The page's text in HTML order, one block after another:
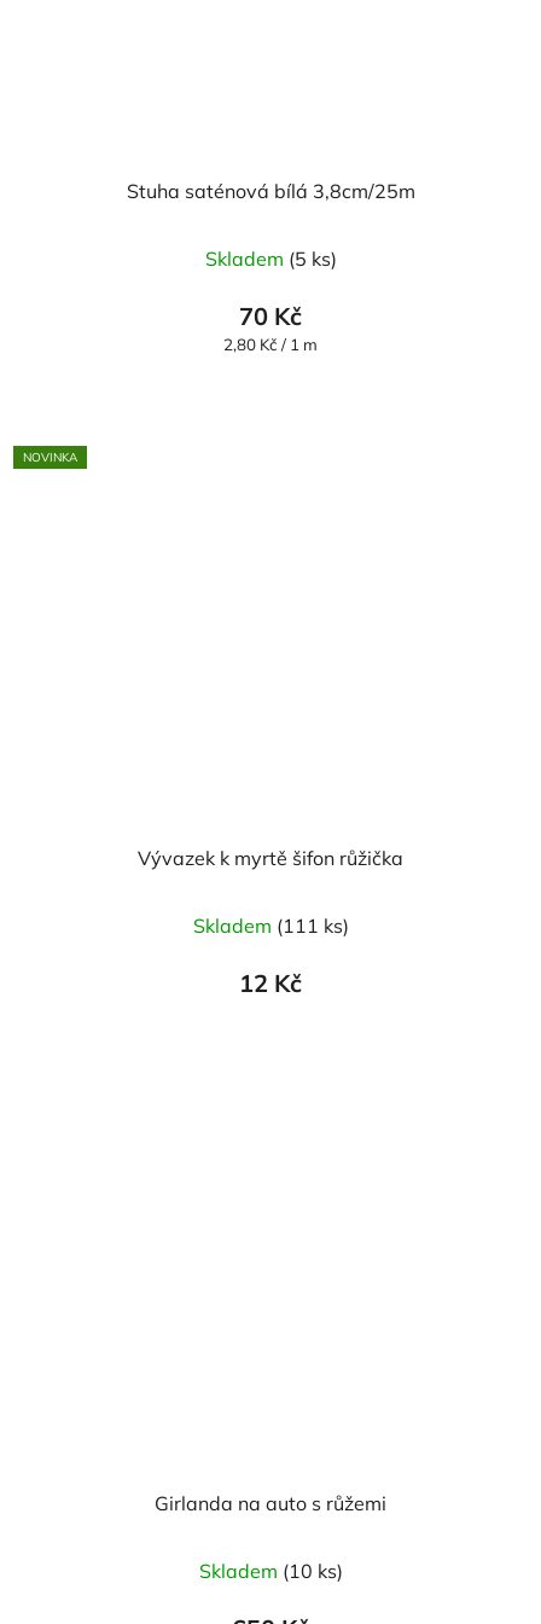
Stuha saténová bílá 3,8cm/25m
Skladem (5 ks)
70 Kč
Měrná
2,80 Kč / 1 m
NOVINKA
Vývazek k myrtě šifon růžička
Skladem (111 ks)
12 Kč
Girlanda na auto s růžemi
hodnocení
produktu
Skladem (10 ks)